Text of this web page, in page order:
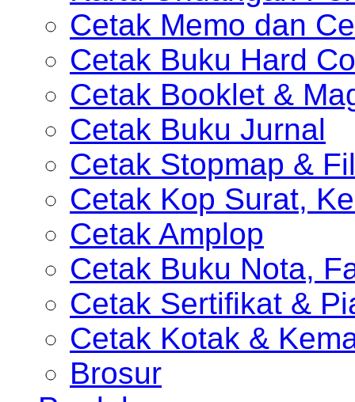
Cetak Memo dan
Cetak Buku Hard
Cetak Booklet &
Cetak Buku Jurnal
Cetak Stopmap &
Cetak Kop Surat,
Cetak Amplop
Cetak Buku Nota,
Cetak Sertifikat &
Cetak Kotak &
Brosur